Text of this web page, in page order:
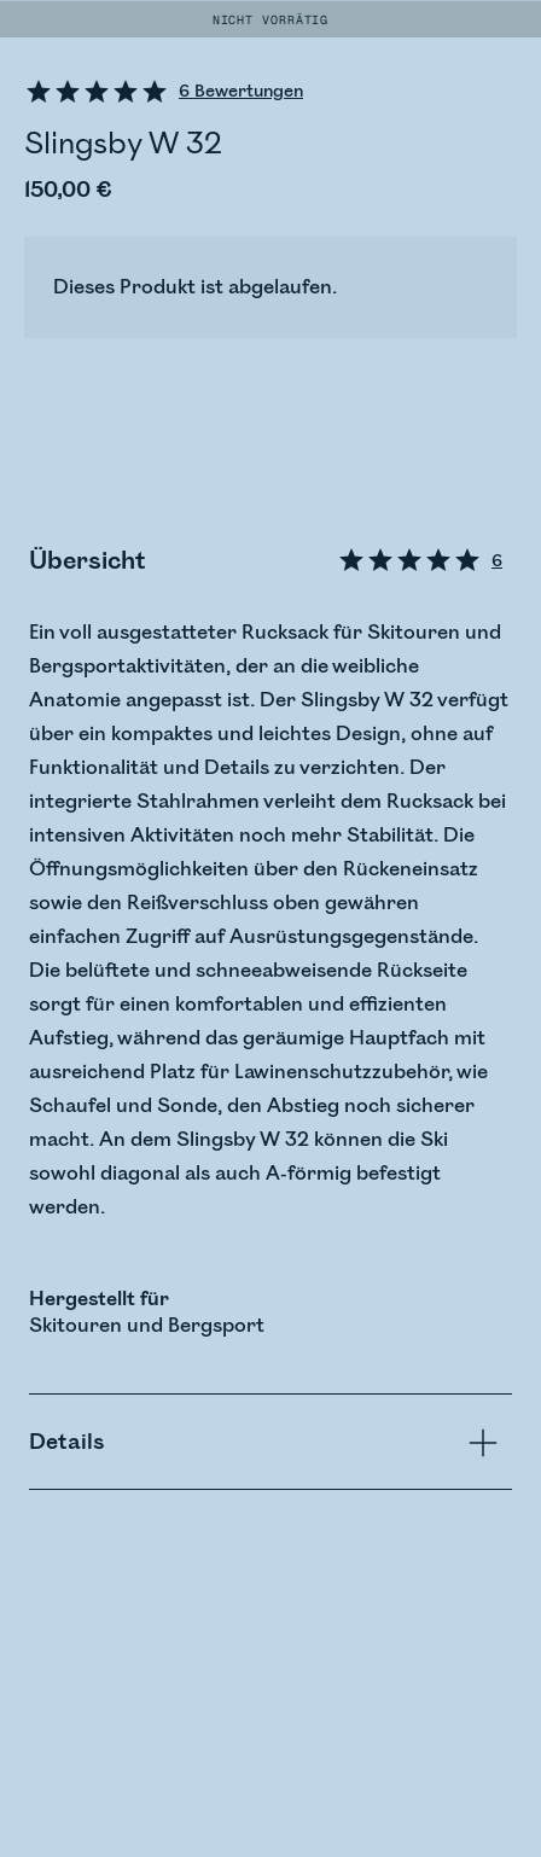
NICHT VORRÄTIG
6 Bewertungen
Slingsby W 32
150,00 €
Dieses Produkt ist abgelaufen.
Übersicht 6
Ein voll ausgestatteter Rucksack für Skitouren und
Bergsportaktivitäten, der an die weibliche
Anatomie angepasst ist. Der Slingsby W 32 verfügt
über ein kompaktes und leichtes Design, ohne auf
Funktionalität und Details zu verzichten. Der
integrierte Stahlrahmen verleiht dem Rucksack bei
intensiven Aktivitäten noch mehr Stabilität. Die
Öffnungsmöglichkeiten über den Rückeneinsatz
sowie den Reißverschluss oben gewähren
einfachen Zugriff auf Ausrüstungsgegenstände.
Die belüftete und schneeabweisende Rückseite
sorgt für einen komfortablen und effizienten
Aufstieg, während das geräumige Hauptfach mit
ausreichend Platz für Lawinenschutzzubehör, wie
Schaufel und Sonde, den Abstieg noch sicherer
macht. An dem Slingsby W 32 können die Ski
sowohl diagonal als auch A-förmig befestigt
werden.
Hergestellt für
Skitouren und Bergsport
Details